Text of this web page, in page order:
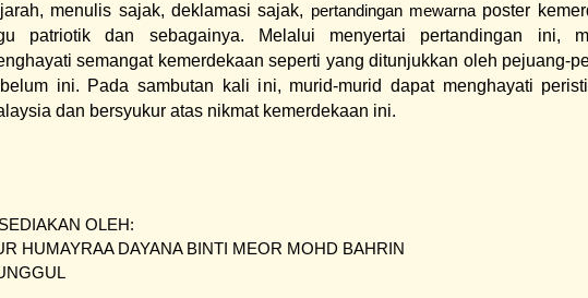
menulis sajak, deklamasi sajak, pertandingan mewarna poster
patriotik dan sebagainya. Melalui menyertai pertandingan ini,
semangat kemerdekaan seperti yang ditunjukkan oleh pejuang-
ini. Pada sambutan kali ini, murid-murid dapat menghayati
dan bersyukur atas nikmat kemerdekaan ini.
OLEH:
HUMAYRAA DAYANA BINTI MEOR MOHD BAHRIN